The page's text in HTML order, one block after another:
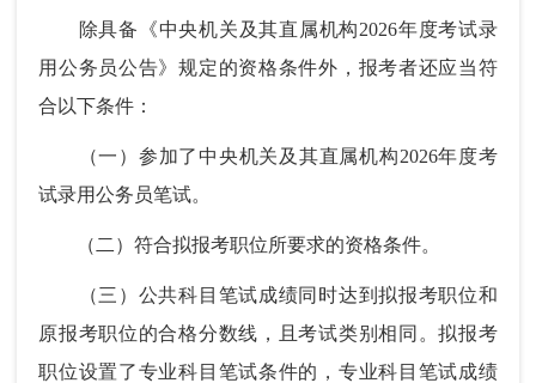
除具备《中央机关及其直属机构2026年度考试录
用公务员公告》规定的资格条件外，报考者还应当符
合以下条件：
（一）参加了中央机关及其直属机构2026年度考
试录用公务员笔试。
（二）符合拟报考职位所要求的资格条件。
（三）公共科目笔试成绩同时达到拟报考职位和
原报考职位的合格分数线，且考试类别相同。拟报考
职位设置了专业科目笔试条件的，专业科目笔试成绩